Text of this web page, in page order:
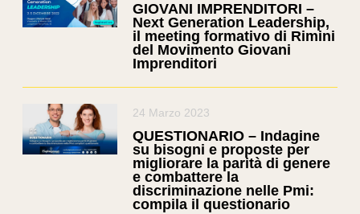
GIOVANI IMPRENDITORI –
Next Generation Leadership,
il meeting formativo di Rimini
del Movimento Giovani
Imprenditori
24 Marzo 2023
QUESTIONARIO – Indagine
su bisogni e proposte per
migliorare la parità di genere
e combattere la
discriminazione nelle Pmi:
compila il questionario